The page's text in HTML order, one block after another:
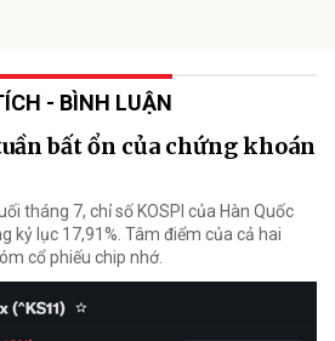
- BÌNH LUẬN
bất ổn của chứng khoán
tháng 7, chỉ số KOSPI của Hàn Quốc
kỷ lục 17,91%. Tâm điểm của cả hai
cổ phiếu chip nhớ.